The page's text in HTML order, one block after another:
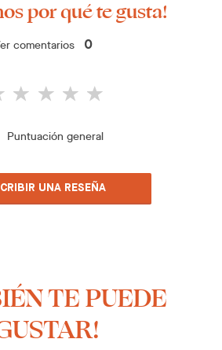
por qué te gusta!
comentarios 0
Puntuación general
UNA RESEÑA
TE PUEDE